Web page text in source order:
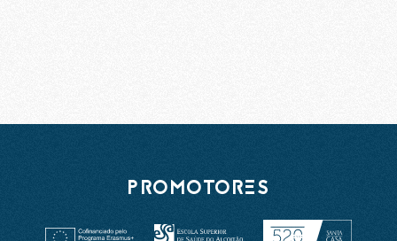
PROMOTORES